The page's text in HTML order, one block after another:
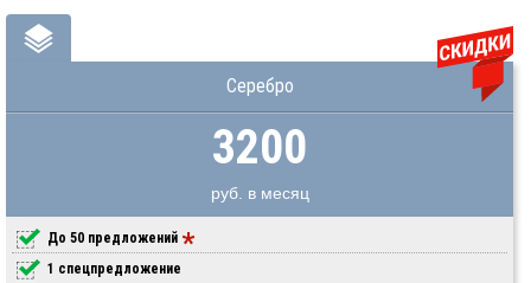
Серебро
3200
руб. в месяц
До 50 предложений
1 спецпредложение